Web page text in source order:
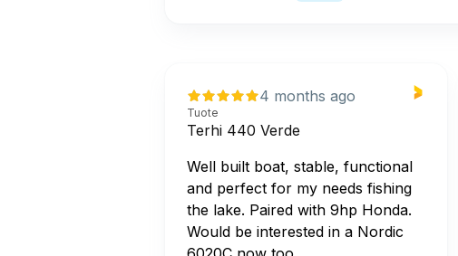
4 months ago
Tuote
Terhi 440 Verde
Well built boat, stable, functional
and perfect for my needs fishing
the lake. Paired with 9hp Honda.
Would be interested in a Nordic